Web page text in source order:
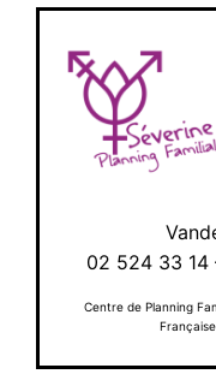
02 524 33 14
Centre de Planning